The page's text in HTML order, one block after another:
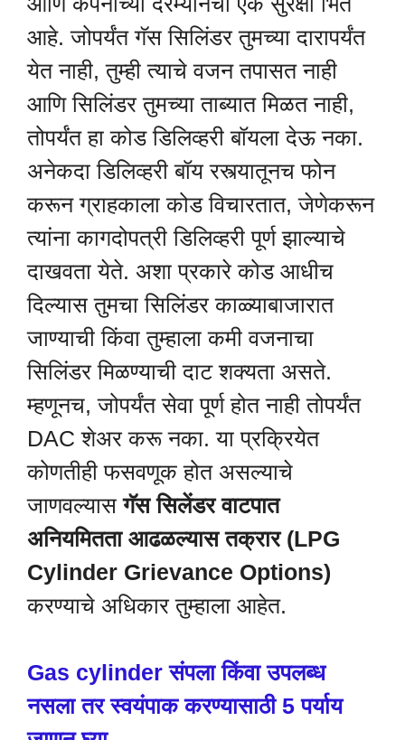
आहे. जोपर्यंत गॅस सिलिंडर तुमच्या दारापर्यंत
येत नाही, तुम्ही त्याचे वजन तपासत नाही
आणि सिलिंडर तुमच्या ताब्यात मिळत नाही,
तोपर्यंत हा कोड डिलिव्हरी बॉयला देऊ नका.
अनेकदा डिलिव्हरी बॉय रस्त्यातूनच फोन
करून ग्राहकाला कोड विचारतात, जेणेकरून
त्यांना कागदोपत्री डिलिव्हरी पूर्ण झाल्याचे
दाखवता येते. अशा प्रकारे कोड आधीच
दिल्यास तुमचा सिलिंडर काळ्याबाजारात
जाण्याची किंवा तुम्हाला कमी वजनाचा
सिलिंडर मिळण्याची दाट शक्यता असते.
म्हणूनच, जोपर्यंत सेवा पूर्ण होत नाही तोपर्यंत
DAC शेअर करू नका. या प्रक्रियेत
कोणतीही फसवणूक होत असल्याचे
जाणवल्यासगॅस सिलेंडर वाटपात
अनियमितता आढळल्यास तक्रार (LPG
Cylinder Grievance Options)
करण्याचे अधिकार तुम्हाला आहेत.
Gas cylinder संपला किंवा उपलब्ध
नसला तर स्वयंपाक करण्यासाठी 5 पर्याय